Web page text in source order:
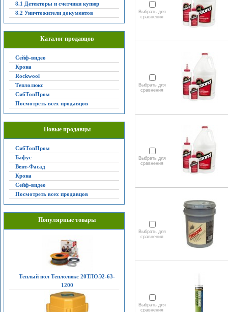
8.1 Детекторы и счетчики купюр
8.2 Уничтожители документов
Каталог продавцов
Сейф-видео
Крона
Rockwool
Теплолюкс
СибТопПром
Посмотреть всех продавцов
Новые продавцы
СибТопПром
Бафус
Вент-Фасад
Крона
Сейф-видео
Посмотреть всех продавцов
Популярные товары
Теплый пол Теплолюкс 20ТЛОЭ2-63-
1200
Выбрать для
сравнения
Выбрать для
сравнения
Выбрать для
сравнения
Выбрать для
сравнения
Выбрать для
сравнения